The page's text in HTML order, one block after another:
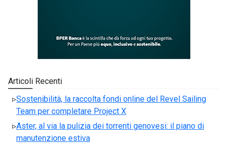
Articoli Recenti
Sostenibilità, la raccolta fondi online del Revel Sailing
Team per completare Project X
Aster, al via la pulizia dei torrenti genovesi: il piano di
manutenzione estiva